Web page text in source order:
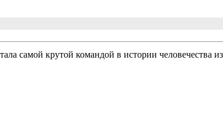
самой крутой командой в истории человечества